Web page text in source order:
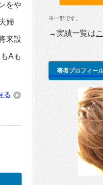
をや
婦
来設
Aも
る
※一部です。
→実績一覧は
著者プロフィー